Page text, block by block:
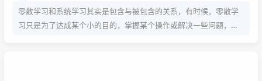
零散学习和系统学习其实是包含与被包含的关系，有时候，零散学
习只是为了达成某个小的目的，掌握某个操作或解决一些问题，而